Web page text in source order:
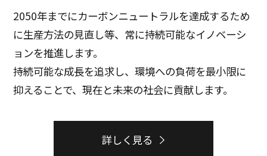
2050年までにカーボンニュートラルを達成するため
に生産方法の見直し等、常に持続可能なイノベーシ
ョンを推進します。
持続可能な成長を追求し、環境への負荷を最小限に
抑えることで、現在と未来の社会に貢献します。
詳しく見る